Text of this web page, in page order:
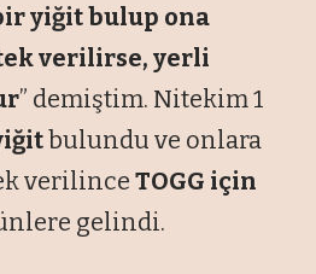
yiğit bulup ona
verilirse, yerli
” demiştim. Nitekim 1
bulundu ve onlara
verilince TOGG için
gelindi.